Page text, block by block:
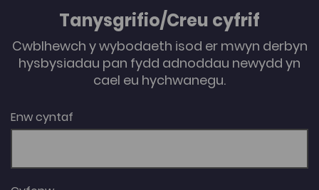
Tanysgrifio/Creu cyfrif
Cwblhewch y wybodaeth isod er mwyn derbyn
hysbysiadau pan fydd adnoddau newydd yn
cael eu hychwanegu.
Enw cyntaf